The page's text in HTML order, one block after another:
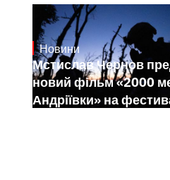
Новини
Мстислав Чернов
новий фільм «2000
Андріївки» на